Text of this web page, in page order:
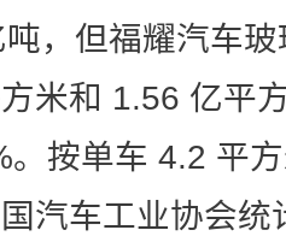
，但福耀汽车
米和 1.56 亿平
按单车 4.2 平
汽车工业协会